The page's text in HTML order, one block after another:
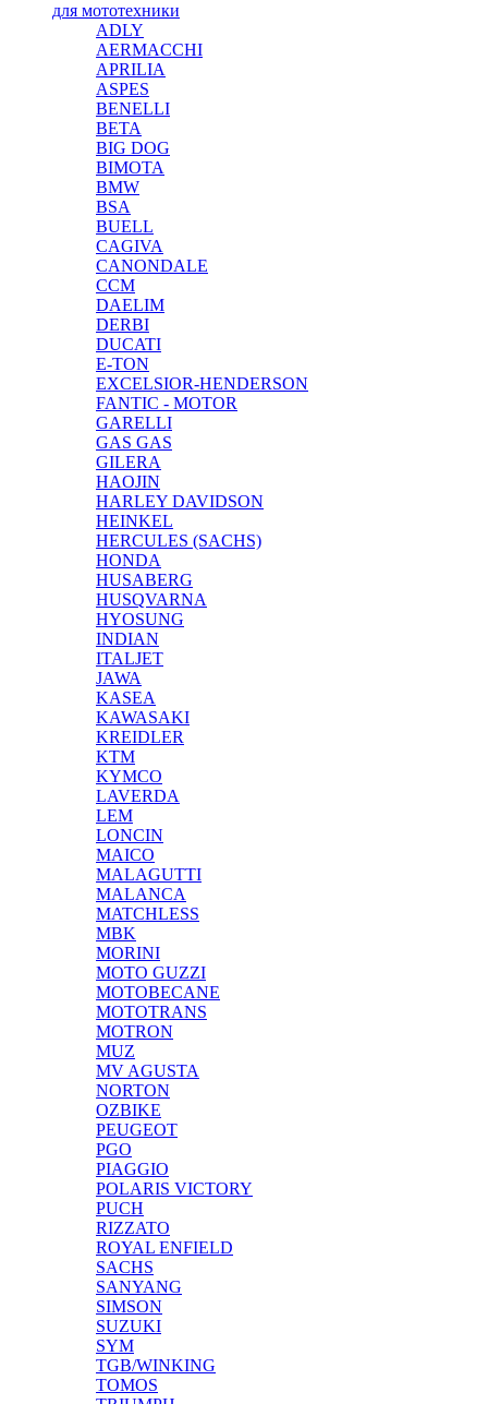
для мототехники
ADLY
AERMACCHI
APRILIA
ASPES
BENELLI
BETA
BIG DOG
BIMOTA
BMW
BSA
BUELL
CAGIVA
CANONDALE
CCM
DAELIM
DERBI
DUCATI
E-TON
EXCELSIOR-HENDERSON
FANTIC - MOTOR
GARELLI
GAS GAS
GILERA
HAOJIN
HARLEY DAVIDSON
HEINKEL
HERCULES (SACHS)
HONDA
HUSABERG
HUSQVARNA
HYOSUNG
INDIAN
ITALJET
JAWA
KASEA
KAWASAKI
KREIDLER
KTM
KYMCO
LAVERDA
LEM
LONCIN
MAICO
MALAGUTTI
MALANCA
MATCHLESS
MBK
MORINI
MOTO GUZZI
MOTOBECANE
MOTOTRANS
MOTRON
MUZ
MV AGUSTA
NORTON
OZBIKE
PEUGEOT
PGO
PIAGGIO
POLARIS VICTORY
PUCH
RIZZATO
ROYAL ENFIELD
SACHS
SANYANG
SIMSON
SUZUKI
SYM
TGB/WINKING
TOMOS